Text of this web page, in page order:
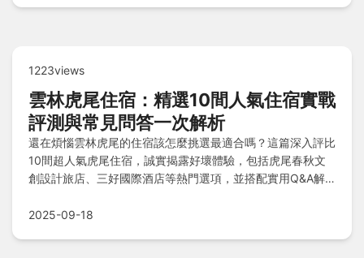
1223views
雲林虎尾住宿：精選10間人氣住宿實戰
評測與常見問答一次解析
還在煩惱雲林虎尾的住宿該怎麼挑選最適合嗎？這篇深入評比
10間超人氣虎尾住宿，誠實揭露好壞體驗，包括虎尾春秋文
創設計旅店、三好國際酒店等熱門選項，並搭配實用Q&A解
2025-09-18